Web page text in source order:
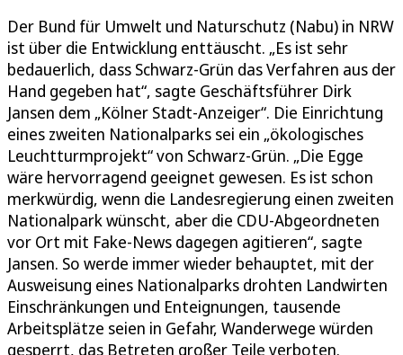
Der Bund für Umwelt und Naturschutz (Nabu) in NRW
ist über die Entwicklung enttäuscht. „Es ist sehr
bedauerlich, dass Schwarz-Grün das Verfahren aus der
Hand gegeben hat“, sagte Geschäftsführer Dirk
Jansen dem „Kölner Stadt-Anzeiger“. Die Einrichtung
eines zweiten Nationalparks sei ein „ökologisches
Leuchtturmprojekt“ von Schwarz-Grün. „Die Egge
wäre hervorragend geeignet gewesen. Es ist schon
merkwürdig, wenn die Landesregierung einen zweiten
Nationalpark wünscht, aber die CDU-Abgeordneten
vor Ort mit Fake-News dagegen agitieren“, sagte
Jansen. So werde immer wieder behauptet, mit der
Ausweisung eines Nationalparks drohten Landwirten
Einschränkungen und Enteignungen, tausende
Arbeitsplätze seien in Gefahr, Wanderwege würden
gesperrt, das Betreten großer Teile verboten.